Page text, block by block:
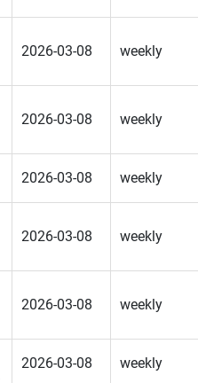
2026-03-08 weekly
2026-03-08 weekly
2026-03-08 weekly
2026-03-08 weekly
2026-03-08 weekly
2026-03-08 weekly